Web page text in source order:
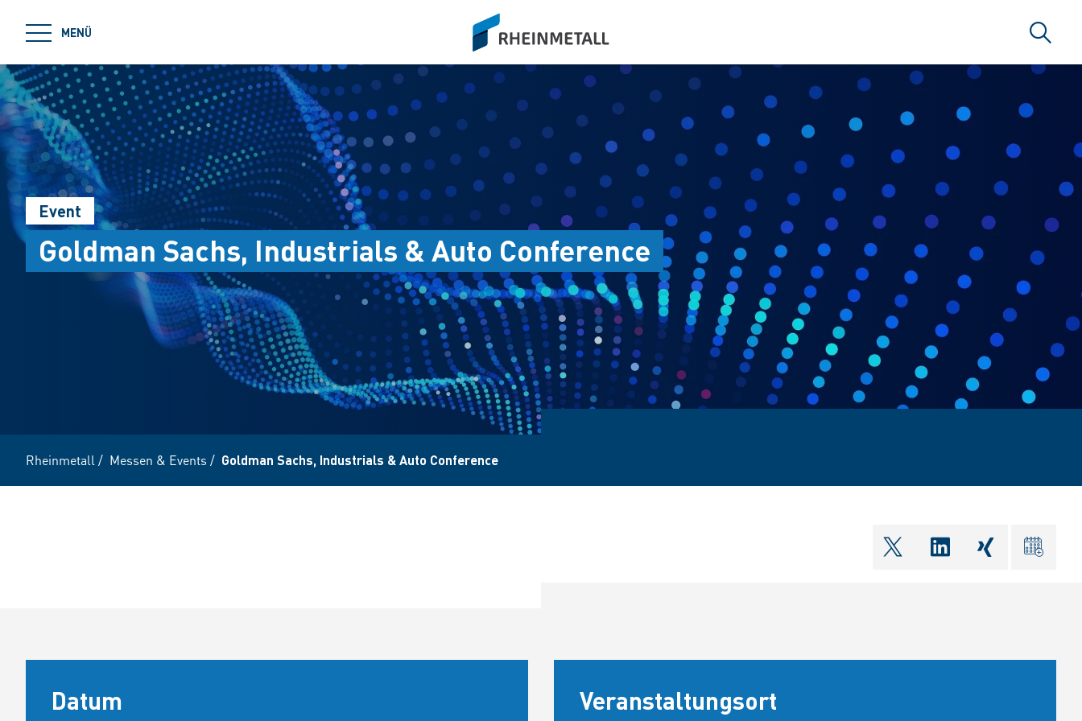
MENÜ
siteLogo
Suche
Event
Goldman Sachs, Industrials & Auto Conference
Rheinmetall / Messen & Events / Goldman Sachs, Industrials & Auto Conference
shareOntwitter
shareOnlinkedIn
ical
Datum Veranstaltungsort